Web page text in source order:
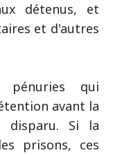
détenus, et
et d'autres
qui
avant la
disparu. Si la
prisons, ces